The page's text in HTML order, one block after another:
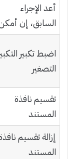
أعد الإجراء
السابق، إن
اضبط تكبير
التصغير
تقسيم نافذة
المستند
إزالة تقسيم
المستند